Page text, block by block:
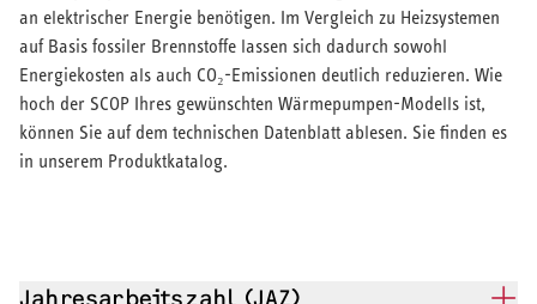
an elektrischer Energie benötigen. Im Vergleich zu Heizsystemen
auf Basis fossiler Brennstoffe lassen sich dadurch sowohl
Energiekosten als auch CO₂-Emissionen deutlich reduzieren. Wie
hoch der SCOP Ihres gewünschten Wärmepumpen-Modells ist,
können Sie auf dem technischen Datenblatt ablesen. Sie finden es
in unserem Produktkatalog.
Jahresarbeitszahl (JAZ)